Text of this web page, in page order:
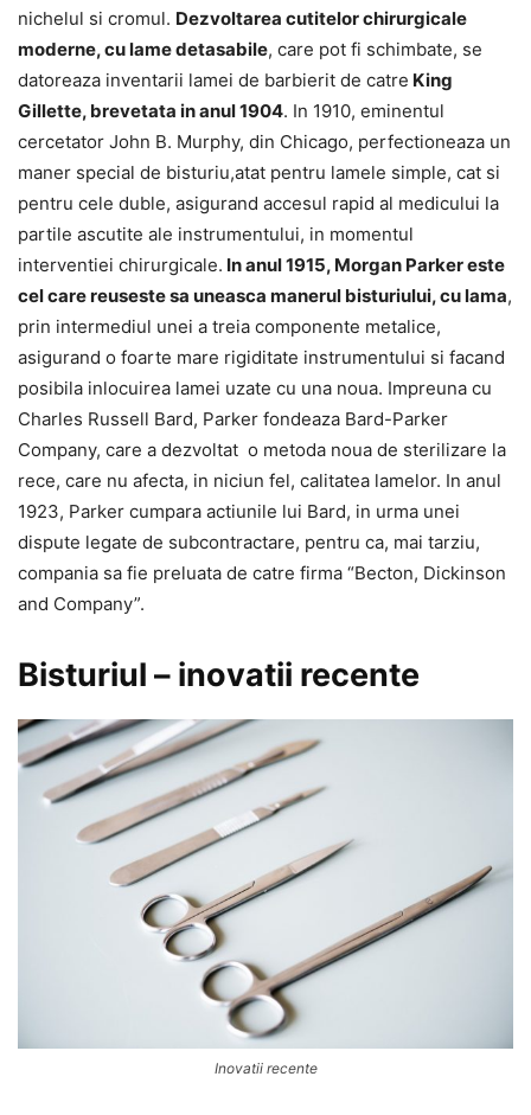
nichelul si cromul. Dezvoltarea cutitelor chirurgicale
moderne, cu lame detasabile, care pot fi schimbate, se
datoreaza inventarii lamei de barbierit de catre King
Gillette, brevetata in anul 1904. In 1910, eminentul
cercetator John B. Murphy, din Chicago, perfectioneaza un
maner special de bisturiu,atat pentru lamele simple, cat si
pentru cele duble, asigurand accesul rapid al medicului la
partile ascutite ale instrumentului, in momentul
interventiei chirurgicale. In anul 1915, Morgan Parker este
cel care reuseste sa uneasca manerul bisturiului, cu lama,
prin intermediul unei a treia componente metalice,
asigurand o foarte mare rigiditate instrumentului si facand
posibila inlocuirea lamei uzate cu una noua. Impreuna cu
Charles Russell Bard, Parker fondeaza Bard-Parker
Company, care a dezvoltat o metoda noua de sterilizare la
rece, care nu afecta, in niciun fel, calitatea lamelor. In anul
1923, Parker cumpara actiunile lui Bard, in urma unei
dispute legate de subcontractare, pentru ca, mai tarziu,
compania sa fie preluata de catre firma “Becton, Dickinson
and Company”.
Bisturiul – inovatii recente
Inovatii recente